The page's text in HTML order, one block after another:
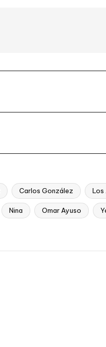
Carlos González Los
Nina Omar Ayuso